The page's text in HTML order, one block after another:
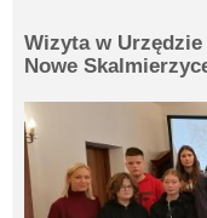
Wizyta w
Nowe